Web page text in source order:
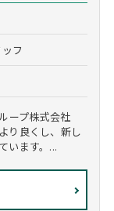
フ
ープ株式会社
り良くし、新し
います。...